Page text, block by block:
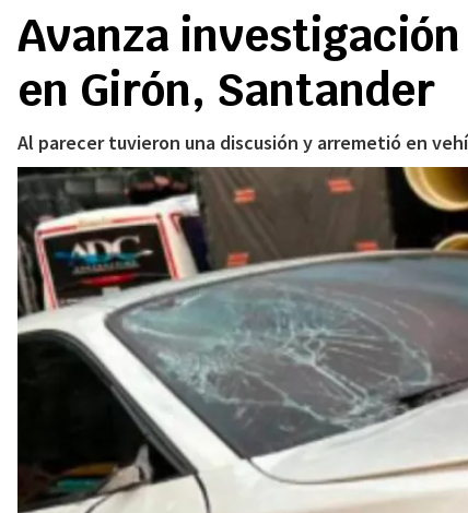
Avanza
en Girón, Santander
Al parecer tuvieron una discusión y arremetió en